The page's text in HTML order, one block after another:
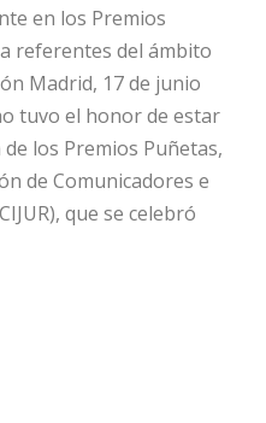
en los Premios
referentes del ámbito
Madrid, 17 de junio
tuvo el honor de estar
los Premios Puñetas,
de Comunicadores e
que se celebró